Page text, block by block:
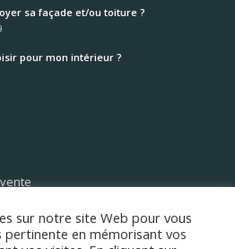
sa façade et/ou toiture ?
pour mon intérieur ?
sur notre site Web pour vous
en mémorisant vos